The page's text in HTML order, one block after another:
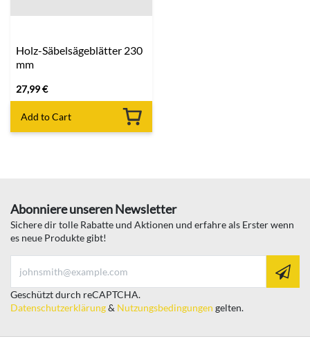
Holz-Säbelsägeblätter 230
mm
27,99€
Add to Cart
Abonniere unseren Newsletter
Sichere dir tolle Rabatte und Aktionen und erfahre als Erster wenn
es neue Produkte gibt!
Geschützt durch reCAPTCHA.
Datenschutzerklärung& Nutzungsbedingungen gelten.